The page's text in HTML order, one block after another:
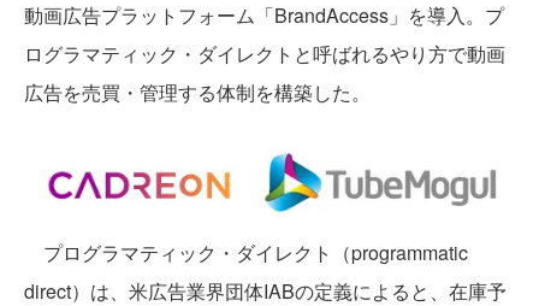
動画広告プラットフォーム「BrandAccess」を導入。プ
ログラマティック・ダイレクトと呼ばれるやり方で動画
広告を売買・管理する体制を構築した。
プログラマティック・ダイレクト（programmatic
direct）は、米広告業界団体IABの定義によると、在庫予